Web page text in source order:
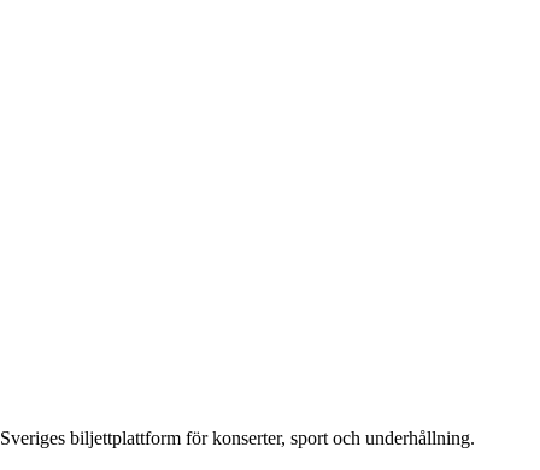
Sveriges biljettplattform för konserter, sport och underhållning.